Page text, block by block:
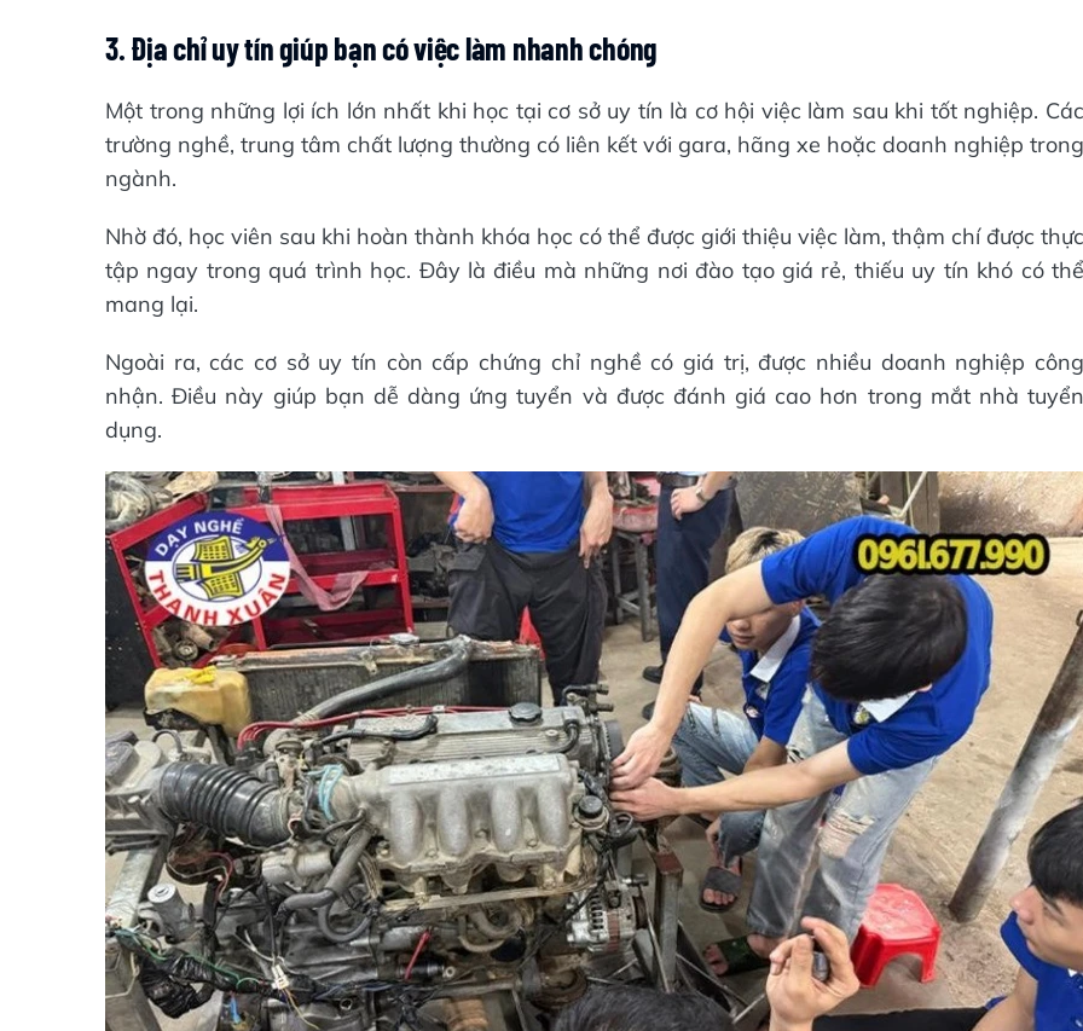
3. Địa chỉ uy tín giúp bạn có việc làm nhanh chóng
Một trong những lợi ích lớn nhất khi học tại cơ sở uy tín là cơ hội việc làm sau khi tốt nghiệp. Các
trường nghề, trung tâm chất lượng thường có liên kết với gara, hãng xe hoặc doanh nghiệp trong
ngành.
Nhờ đó, học viên sau khi hoàn thành khóa học có thể được giới thiệu việc làm, thậm chí được thực
tập ngay trong quá trình học. Đây là điều mà những nơi đào tạo giá rẻ, thiếu uy tín khó có thể
mang lại.
Ngoài ra, các cơ sở uy tín còn cấp chứng chỉ nghề có giá trị, được nhiều doanh nghiệp công
nhận. Điều này giúp bạn dễ dàng ứng tuyển và được đánh giá cao hơn trong mắt nhà tuyển
dụng.